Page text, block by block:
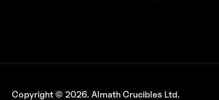
Copyright © 2026. Almath Crucibles Ltd.